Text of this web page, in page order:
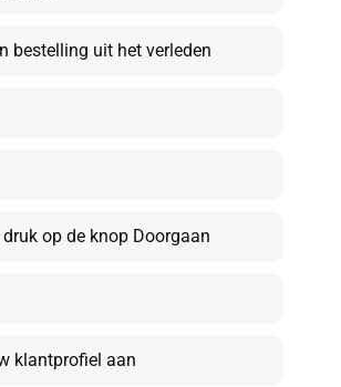
bestelling uit het verleden
op de knop Doorgaan
klantprofiel aan